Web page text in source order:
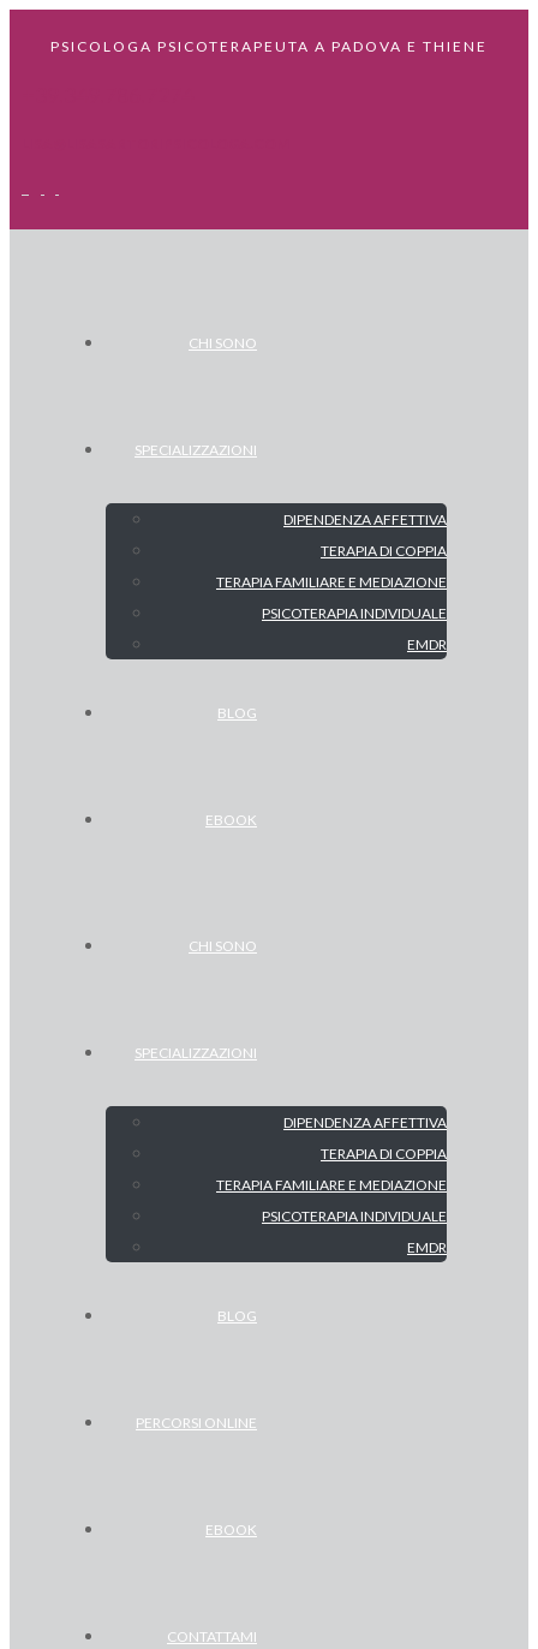
PSICOLOGA PSICOTERAPEUTA A PADOVA E THIENE
CHI SONO
SPECIALIZZAZIONI
DIPENDENZA AFFETTIVA
TERAPIA DI COPPIA
TERAPIA FAMILIARE E MEDIAZIONE
PSICOTERAPIA INDIVIDUALE
EMDR
BLOG
EBOOK
CHI SONO
SPECIALIZZAZIONI
DIPENDENZA AFFETTIVA
TERAPIA DI COPPIA
TERAPIA FAMILIARE E MEDIAZIONE
PSICOTERAPIA INDIVIDUALE
EMDR
BLOG
PERCORSI ONLINE
EBOOK
CONTATTAMI